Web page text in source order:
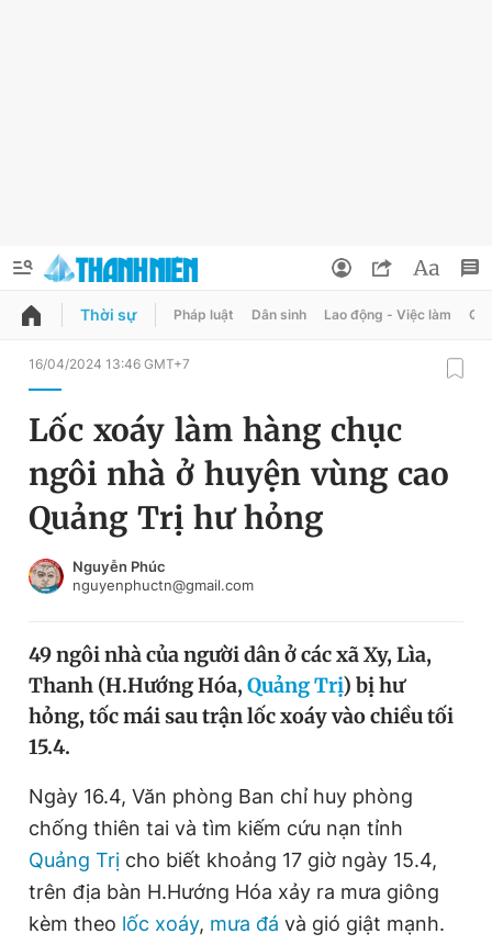
QUẢNG CÁO
Chuyên mục
Chuyên mục khác
Chào ngày mới
Video Magazine
Sản phẩm khác
Tiện ích Bạn cần biết
Thông tin tòa soạn Liên hệ quảng cáo
Đổi mật khẩu
Tin đã lưu
Tin đã xem
Đăng xuất
Thời sự Pháp luật Dân sinh Lao động - Việc làm
16/04/2024 13:46 GMT+7
Lốc xoáy làm hàng chục
ngôi nhà ở huyện vùng cao
Quảng Trị hư hỏng
Nguyễn Phúc
nguyenphuctn@gmail.com
49 ngôi nhà của người dân ở các xã Xy, Lìa,
Thanh (H.Hướng Hóa, Quảng Trị) bị hư
hỏng, tốc mái sau trận lốc xoáy vào chiều tối
15.4.
Ngày 16.4, Văn phòng Ban chỉ huy phòng
chống thiên tai và tìm kiếm cứu nạn tỉnh
Quảng Trị cho biết khoảng 17 giờ ngày 15.4,
trên địa bàn H.Hướng Hóa xảy ra mưa giông
kèm theo lốc xoáy, mưa đá và gió giật mạnh.